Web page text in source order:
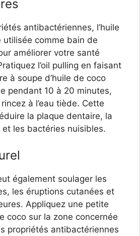
antibactériennes, l’huile
utilisée comme bain de
améliorer votre santé
l’oil pulling en faisant
à soupe d’huile de coco
pendant 10 à 20 minutes,
à l’eau tiède. Cette
la plaque dentaire, la
et les bactéries nuisibles.
également soulager les
les éruptions cutanées et
Appliquez une petite
coco sur la zone concernée
propriétés antibactériennes